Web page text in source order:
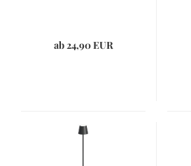
ab 24,90 EUR